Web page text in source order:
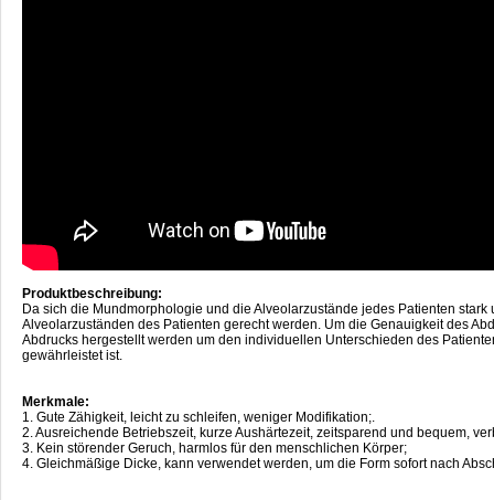
Produktbeschreibung:
Da sich die Mundmorphologie und die Alveolarzustände jedes Patienten
Alveolarzuständen des Patienten gerecht werden. Um die Genauigkeit des
Abdrucks hergestellt werden um den individuellen Unterschieden des
gewährleistet ist.
Merkmale:
1. Gute Zähigkeit, leicht zu schleifen, weniger Modifikation;.
2. Ausreichende Betriebszeit, kurze Aushärtezeit, zeitsparend und bequem,
3. Kein störender Geruch, harmlos für den menschlichen Körper;
4. Gleichmäßige Dicke, kann verwendet werden, um die Form sofort nach